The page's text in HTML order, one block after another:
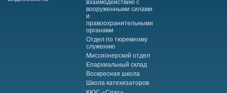
взаимодействию с
вооруженными силами
и
правоохранительными
органами
Отдел по тюремному
служению
Миссионерский отдел
Епархиальный склад
Воскресная школа
Школа катехизаторов